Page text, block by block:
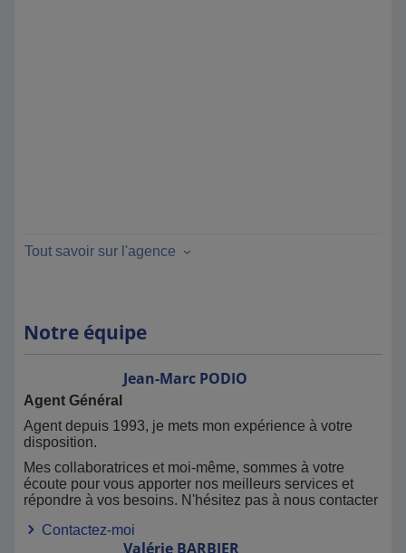
Tout savoir sur l'agence
Notre équipe
Jean-Marc PODIO
Agent Général
Agent depuis 1993, je mets mon expérience à votre
disposition.
Mes collaboratrices et moi-même, sommes à votre
écoute pour vous apporter nos meilleurs services et
répondre à vos besoins. N'hésitez pas à nous contacter
Contactez-moi
Valérie BARBIER